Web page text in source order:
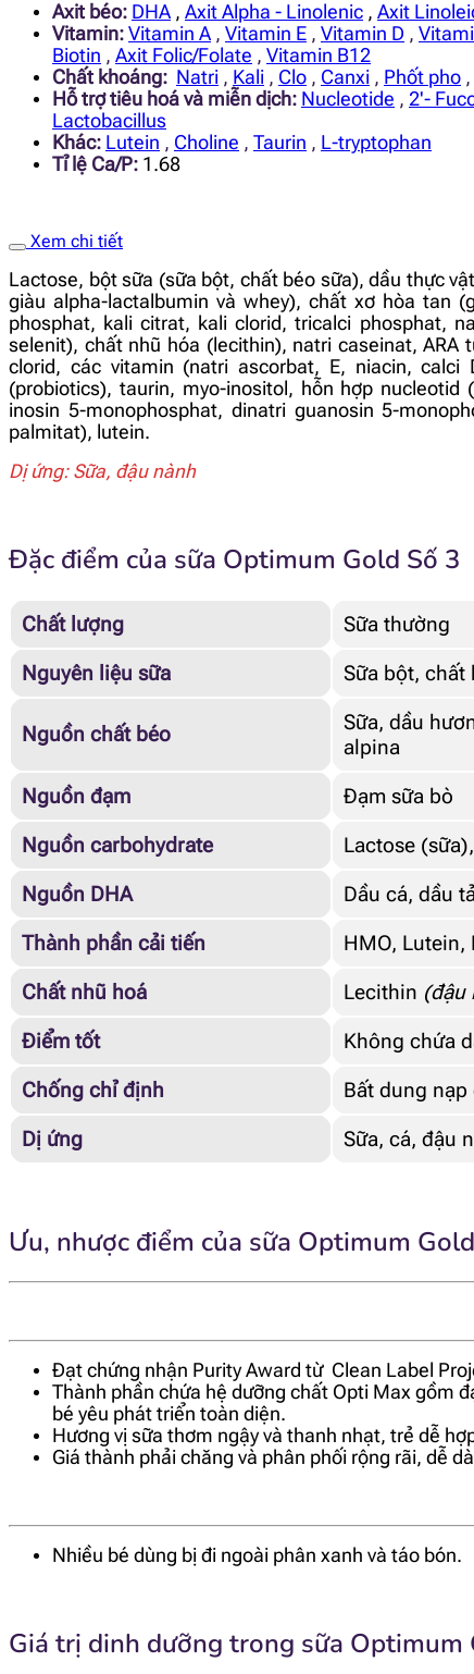
Axit béo: DHA , Axit Alpha - Linolenic , Axit
Vitamin: Vitamin A , Vitamin E , Vitamin D ,
Biotin , Axit Folic/Folate , Vitamin B12
Chất khoáng: Natri , Kali , Clo , Canxi , Phốt pho ,
Hỗ trợ tiêu hoá và miễn dịch: Nucleotide , 2'-
Lactobacillus
Khác: Lutein , Choline , Taurin , L-tryptophan
Tỉ lệ Ca/P: 1.68
Xem chi tiết
Lactose, bột sữa (sữa bột, chất béo sữa), dầu thực
giàu alpha-lactalbumin và whey), chất xơ hòa tan
phosphat, kali citrat, kali clorid, tricalci phosphat,
selenit), chất nhũ hóa (lecithin), natri caseinat, ARA
clorid, các vitamin (natri ascorbat, E, niacin, calci
(probiotics), taurin, myo-inositol, hỗn hợp
inosin 5-monophosphat, dinatri guanosin 5-
palmitat), lutein.
Dị ứng: Sữa, đậu nành
Đặc điểm của sữa Optimum Gold Số 3
Chất lượng
Sữa thường
Nguyên liệu sữa
Sữa bột, chất
Nguồn chất béo
Sữa, dầu
alpina
Nguồn đạm
Đạm sữa bò
Nguồn carbohydrate
Lactose
Nguồn DHA
Dầu cá, dầu
Thành phần cải tiến
HMO,
Chất nhũ hoá
Lecithin (đậu
Điểm tốt
Không chứa
Chống chỉ định
Bất dung
Dị ứng
Sữa, cá, đậu
Ưu, nhược điểm của sữa Optimum
Đạt chứng nhận Purity Award từ Clean Label
Thành phần chứa hệ dưỡng chất Opti Max gồm
bé yêu phát triển toàn diện.
Hương vị sữa thơm ngậy và thanh nhạt, trẻ dễ
Giá thành phải chăng và phân phối rộng rãi, dễ
Nhiều bé dùng bị đi ngoài phân xanh và táo bón.
Giá trị dinh dưỡng trong sữa Optimum